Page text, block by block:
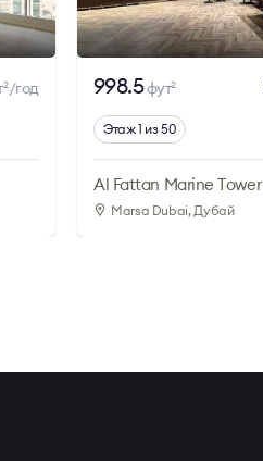
2/год 998.5фут2
Этаж 1 из 50
Al Fattan Marine Tower
Marsa Dubai, Дубай